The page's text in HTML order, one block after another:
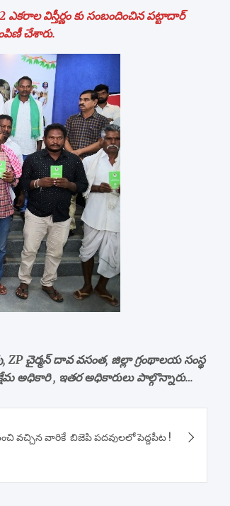
విస్తీర్ణం కు సంబందించిన పట్టాదార్
చేశారు.
చైర్మన్ దావ వసంత, జిల్లా గ్రంథాలయ సంస్థ
అధికారి , ఇతర అధికారులు పాల్గొన్నారు…
వచ్చిన వారికే బిజెపి పదవులలో పెద్దపీట !